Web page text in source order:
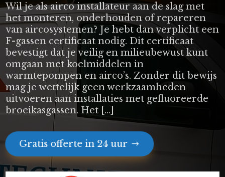
Wil je als airco installateur aan de slag met
het monteren, onderhouden of repareren
van aircosystemen? Je hebt dan verplicht een
F-gassen certificaat nodig. Dit certificaat
bevestigt dat je veilig en milieubewust kunt
omgaan met koelmiddelen in
warmtepompen en airco’s. Zonder dit bewijs
mag je wettelijk geen werkzaamheden
uitvoeren aan installaties met gefluoreerde
broeikasgassen. Het […]
Gratis offerte in 24 uur